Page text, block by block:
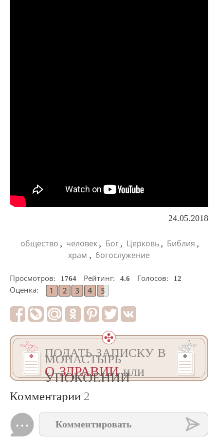
24.05.2018
общество , человек , Бог , Церковь , Библия ,
храм , богослужение
Просмотров: 1764 Рейтинг: 4.6 Голосов:
12
Оценка:
ПОДАТЬ ЗАПИСКУ В
МОНАСТЫРЬ
О ЗДРАВИИили
УПОКОЕНИИ
Комментарии 2
Комментировать